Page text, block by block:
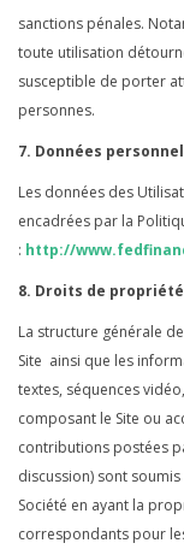
sanctions pénales.
toute utilisation
susceptible de porter
personnes.
7. Données
Les données des
encadrées par la
: http://
8. Droits de
La structure générale
Site ainsi que les
textes, séquences
composant le Site ou
contributions postées
discussion) sont
Société en ayant la
correspondants pour